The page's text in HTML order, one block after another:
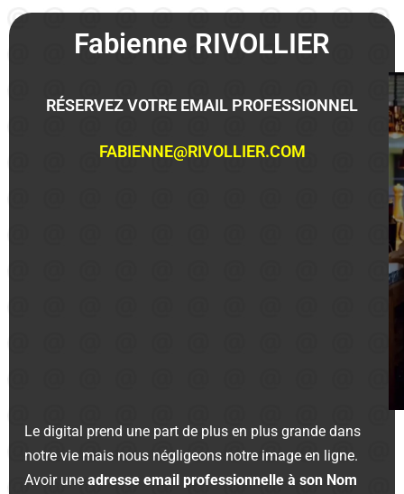
Fabienne RIVOLLIER
RÉSERVEZ VOTRE EMAIL PROFESSIONNEL
FABIENNE@RIVOLLIER.COM
Le digital prend une part de plus en plus grande dans
notre vie mais nous négligeons notre image en ligne.
Avoir uneadresse email professionnelle à son Nom